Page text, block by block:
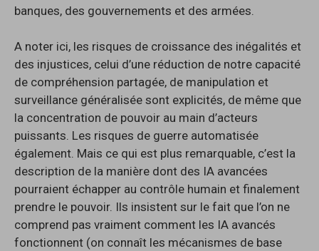
banques, des gouvernements et des armées.
A noter ici, les risques de croissance des inégalités et
des injustices, celui d’une réduction de notre capacité
de compréhension partagée, de manipulation et
surveillance généralisée sont explicités, de même que
la concentration de pouvoir au main d’acteurs
puissants. Les risques de guerre automatisée
également. Mais ce qui est plus remarquable, c’est la
description de la manière dont des IA avancées
pourraient échapper au contrôle humain et finalement
prendre le pouvoir. Ils insistent sur le fait que l’on ne
comprend pas vraiment comment les IA avancés
fonctionnent (on connaît les mécanismes de base